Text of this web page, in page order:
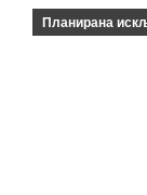
Планирана